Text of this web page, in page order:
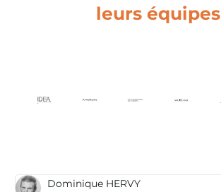
leurs équipes
Dominique HERVY